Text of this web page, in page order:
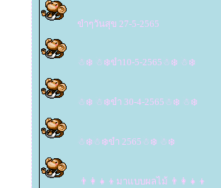
ขำๆวันสุข 27-5-2565
☃❄️ ☃❄️ขำ10-5-2565☃❄️ ☃❄️
☃❄️ ☃❄️ขำ 30-4-2565☃❄️ ☃❄️
☃❄️☃❄️ขำ 2565☃❄️ ☃❄️
👨‍👩‍👧‍👦มาแบบผลไม้ 👨‍👩‍👧‍👦